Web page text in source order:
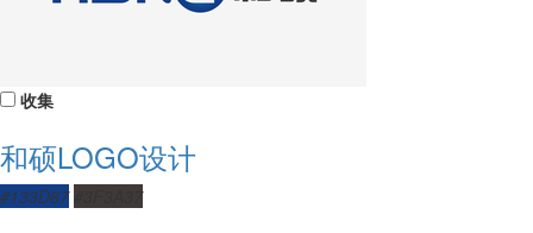
收集
和硕LOGO设计
#133D87